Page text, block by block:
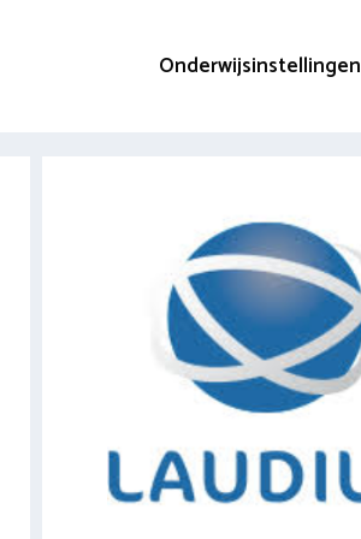
Onderwijsinstellingen